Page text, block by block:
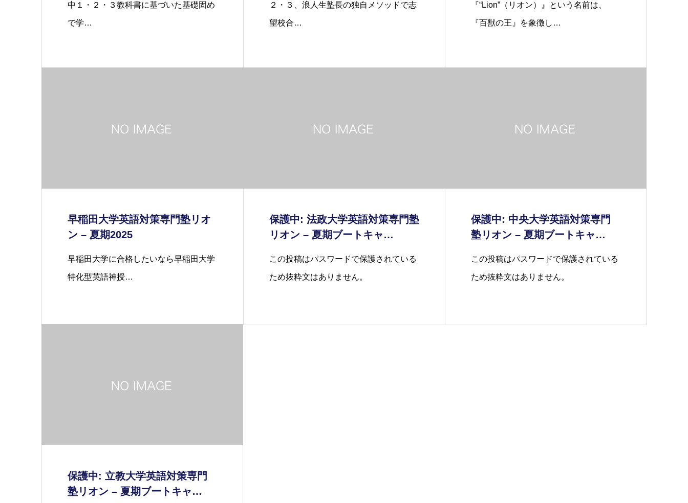
中１・２・３教科書に基づいた基礎固め
で学…
２・３、浪人生塾長の独自メソッドで志
望校合…
『“Lion”（リオン）』という名前は、
『百獣の王』を象徴し…
早稲田大学英語対策専門塾リオ
ン – 夏期2025
早稲田大学に合格したいなら早稲田大学
特化型英語神授…
保護中: 法政大学英語対策専門塾
リオン – 夏期ブートキャ…
この投稿はパスワードで保護されている
ため抜粋文はありません。
保護中: 中央大学英語対策専門
塾リオン – 夏期ブートキャ…
この投稿はパスワードで保護されている
ため抜粋文はありません。
保護中: 立教大学英語対策専門
塾リオン – 夏期ブートキャ…